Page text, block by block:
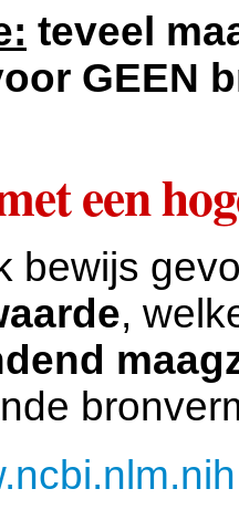
teveel
GEEN
een
bewijs
,